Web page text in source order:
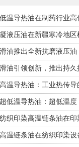
温导热油在制药行业高
液压油在新疆寒冷地区
油推出全新抗磨液压油
油引领创新，推出持久
温导热油：工业热传导
低温导热油：超低温度
织印染高温链条油在印
温链条油在纺织印染设